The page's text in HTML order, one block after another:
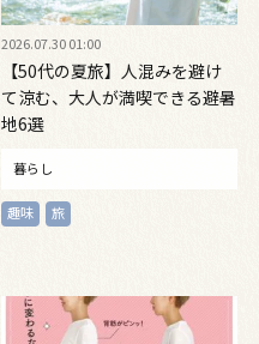
2026.07.30 01:00
【50代の夏旅】人混みを避け
て涼む、大人が満喫できる避暑
地6選
暮らし
趣味 旅